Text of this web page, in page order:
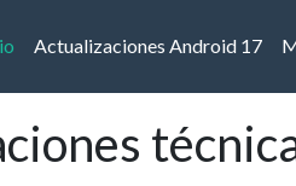
(current)
Actualizaciones Android 17